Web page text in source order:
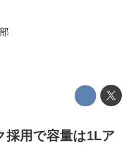
採用で容量は1Lア